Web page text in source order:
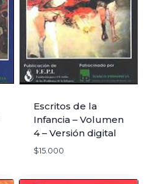
Escritos de la
Infancia – Volumen
4 – Versión digital
$15.000